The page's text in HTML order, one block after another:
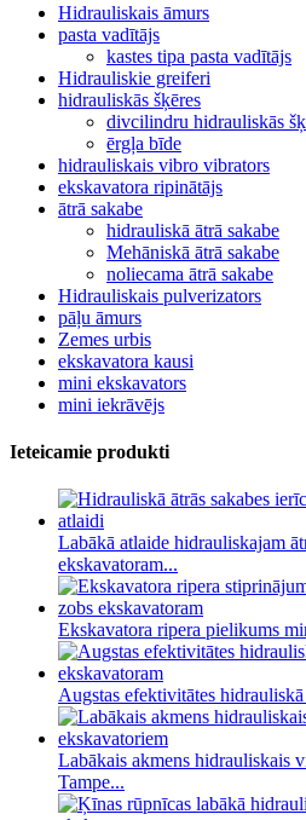
Hidrauliskais āmurs
pasta vadītājs
kastes tipa pasta vadītājs
Hidrauliskie greiferi
hidrauliskās šķēres
divcilindru hidrauliskās
ērgļa bīde
hidrauliskais vibro vibrators
ekskavatora ripinātājs
ātrā sakabe
hidrauliskā ātrā sakabe
Mehāniskā ātrā sakabe
noliecama ātrā sakabe
Hidrauliskais pulverizators
pāļu āmurs
Zemes urbis
ekskavatora kausi
mini ekskavators
mini iekrāvējs
Ieteicamie produkti
Labākā atlaide hidrauliskajam
ekskavatoram...
Ekskavatora ripera pielikums
Augstas efektivitātes
Labākais akmens hidrauliskais
Tampe...